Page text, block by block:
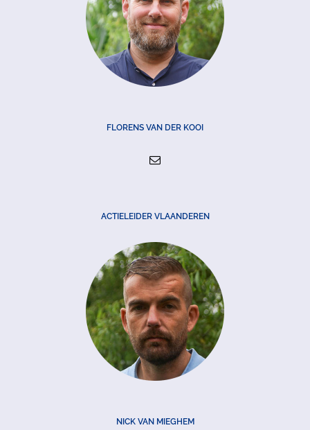
FLORENS VAN DER KOOI
ACTIELEIDER VLAANDEREN
NICK VAN MIEGHEM